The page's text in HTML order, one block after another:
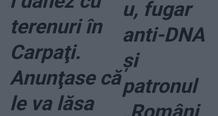
terenuri în
Carpaţi.
Anunţase că
le va lăsa
u, fugar
anti-DNA
şi
patronul